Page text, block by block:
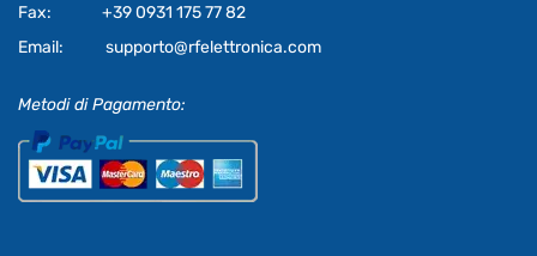
Fax:
+39 0931 175 77 82
Email:
supporto@rfelettronica.com
Metodi di Pagamento: